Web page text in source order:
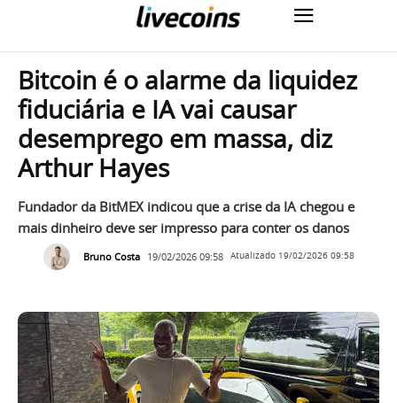
Bitcoin é o alarme da liquidez
fiduciária e IA vai causar
desemprego em massa, diz
Arthur Hayes
Fundador da BitMEX indicou que a crise da IA chegou e
mais dinheiro deve ser impresso para conter os danos
Bruno Costa 19/02/2026 09:58 Atualizado 19/02/2026 09:58